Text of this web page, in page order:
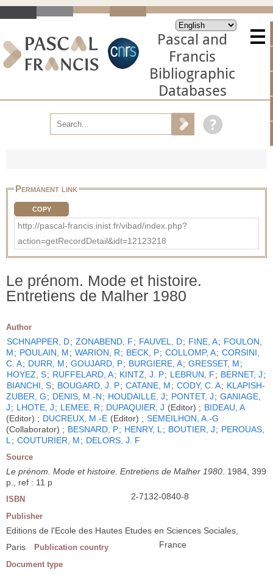
Pascal and
Francis
Bibliographic
Databases
Permanent link
COPY
http://pascal-francis.inist.fr/vibad/index.php?
action=getRecordDetail&idt=12123218
Le prénom. Mode et histoire.
Entretiens de Malher 1980
Author
SCHNAPPER, D; ZONABEND, F; FAUVEL, D; FINE, A; FOULON,
M; POULAIN, M; WARION, R; BECK, P; COLLOMP, A; CORSINI,
C. A; DURR, M; GOUJARD, P; BURGIERE, A; GRESSET, M;
HOYEZ, S; RUFFELARD, A; KINTZ, J. P; LEBRUN, F; BERNET, J;
BIANCHI, S; BOUGARD, J. P; CATANE, M; CODY, C. A; KLAPISH-
ZUBER, G; DENIS, M.-N; HOUDAILLE, J; PONTET, J; GANIAGE,
J; LHOTE, J; LEMEE, R; DUPAQUIER, J (Editor) ; BIDEAU, A
(Editor) ; DUCREUX, M.-E (Editor) ; SEMEILHON, A.-G
(Collaborator) ; BESNARD, P; HENRY, L ; BOUTIER, J; PEROUAS,
L ; COUTURIER, M; DELORS, J. F
Source
Le prénom. Mode et histoire. Entretiens de Malher 1980 . 1984, 399
p., ref : 11 p
ISBN 2-7132-0840-8
Publisher
Editions de l'Ecole des Hautes Etudes en Sciences Sociales,
Paris
Publication country France
Document type